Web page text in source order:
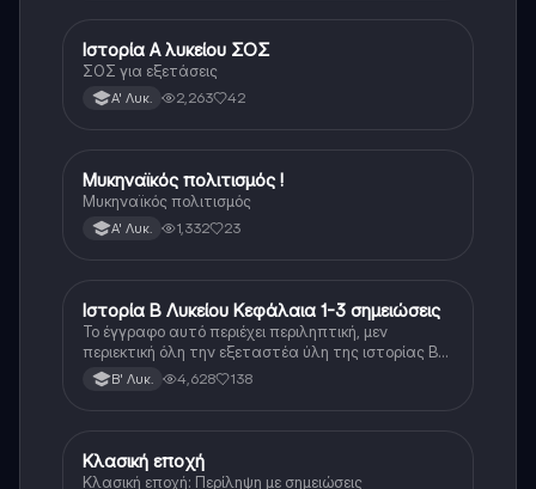
Ιστορία
Ιστορία Α λυκείου ΣΟΣ
ΣΟΣ για εξετάσεις
Α' Λυκ. 2,263 42
Ιστορία
Μυκηναϊκός πολιτισμός !
Μυκηναϊκός πολιτισμός
Α' Λυκ. 1,332 23
Ιστορία
Ιστορία Β Λυκείου Κεφάλαια 1-3 σημειώσεις
Το έγγραφο αυτό περιέχει περιληπτική, μεν
περιεκτική όλη την εξεταστέα ύλη της ιστορίας Β
λυκείου για τα πρώτα 3 Κεφάλαια, δηλαδή την
μισή ύλη. Το έγγραφο έχει γραφτεί με προσοχή και
Β' Λυκ. 4,628 138
Ιστορία
Κλασική εποχή
Κλασική εποχή: Περίληψη με σημειώσεις